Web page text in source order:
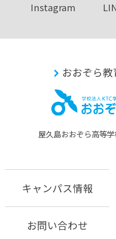
Instagram
おおぞら
屋久島おおぞら⾼等学
キャンパス情報
お問い合わせ